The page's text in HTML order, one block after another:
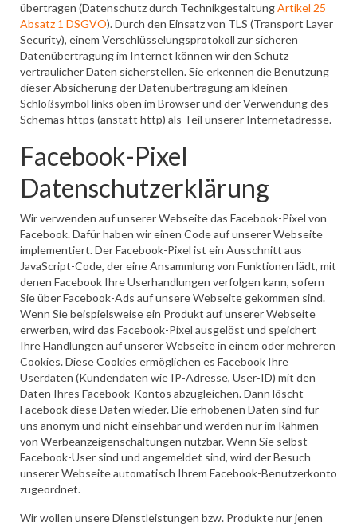
übertragen (Datenschutz durch TechnikgestaltungArtikel 25
Absatz 1 DSGVO). Durch den Einsatz von TLS (Transport Layer
Security), einem Verschlüsselungsprotokoll zur sicheren
Datenübertragung im Internet können wir den Schutz
vertraulicher Daten sicherstellen. Sie erkennen die Benutzung
dieser Absicherung der Datenübertragung am kleinen
Schloßsymbol links oben im Browser und der Verwendung des
Schemas https (anstatt http) als Teil unserer Internetadresse.
Facebook-Pixel
Datenschutzerklärung
Wir verwenden auf unserer Webseite das Facebook-Pixel von
Facebook. Dafür haben wir einen Code auf unserer Webseite
implementiert. Der Facebook-Pixel ist ein Ausschnitt aus
JavaScript-Code, der eine Ansammlung von Funktionen lädt, mit
denen Facebook Ihre Userhandlungen verfolgen kann, sofern
Sie über Facebook-Ads auf unsere Webseite gekommen sind.
Wenn Sie beispielsweise ein Produkt auf unserer Webseite
erwerben, wird das Facebook-Pixel ausgelöst und speichert
Ihre Handlungen auf unserer Webseite in einem oder mehreren
Cookies. Diese Cookies ermöglichen es Facebook Ihre
Userdaten (Kundendaten wie IP-Adresse, User-ID) mit den
Daten Ihres Facebook-Kontos abzugleichen. Dann löscht
Facebook diese Daten wieder. Die erhobenen Daten sind für
uns anonym und nicht einsehbar und werden nur im Rahmen
von Werbeanzeigenschaltungen nutzbar. Wenn Sie selbst
Facebook-User sind und angemeldet sind, wird der Besuch
unserer Webseite automatisch Ihrem Facebook-Benutzerkonto
zugeordnet.
Wir wollen unsere Dienstleistungen bzw. Produkte nur jenen